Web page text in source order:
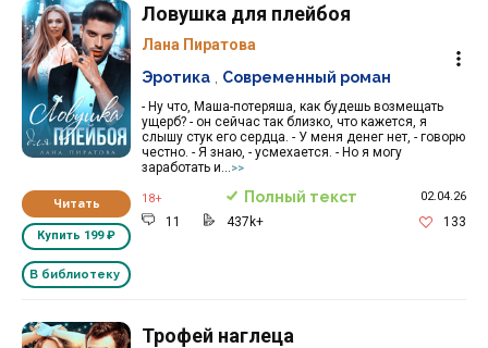
Читать
Купить 199 ₽
В библиотеку
Ловушка для плейбоя
Лана Пиратова
- Ну что, Маша-потеряша, как будешь возмещать
ущерб? - он сейчас так близко, что кажется, я
слышу стук его сердца. - У меня денег нет, - говорю
честно. - Я знаю, - усмехается. - Но я могу
заработать и...
>>
Эротика Современный роман
18+ Полный текст 02.04.26
11 437k+ 133
Трофей наглеца